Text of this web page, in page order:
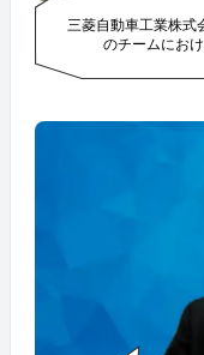
三菱自動車工業株式
のチームにお